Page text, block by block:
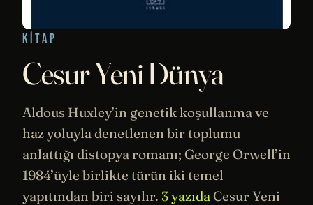
KITAP
Cesur Yeni Dünya
Aldous Huxley’in genetik koşullanma ve
haz yoluyla denetlenen bir toplumu
anlattığı distopya romanı; George Orwell’in
1984’üyle birlikte türün iki temel
yapıtından biri sayılır. 3 yazıda Cesur Yeni